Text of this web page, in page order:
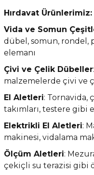
Hırdavat Ürünlerimiz:
Vida ve Somun
dübel, somun, rondel,
elemanı
Çivi ve Çelik Dübeller
malzemelerde çivi ve
El Aletleri: Tornavida,
takımları, testere gibi
Elektrikli El Aletleri:
makinesi, vidalama
Ölçüm Aletleri:
çekiçli su terazisi gibi